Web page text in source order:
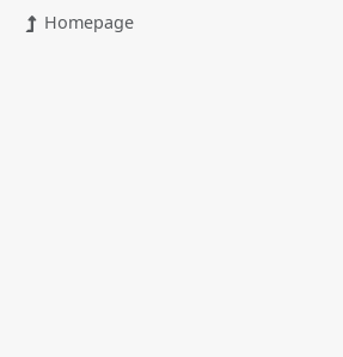
Homepage